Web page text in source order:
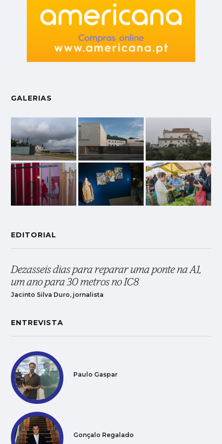
GALERIAS
EDITORIAL
Dezasseis dias para reparar uma ponte na A1,
um ano para 30 metros no IC8
Jacinto Silva Duro, jornalista
ENTREVISTA
Paulo Gaspar
Gonçalo Regalado